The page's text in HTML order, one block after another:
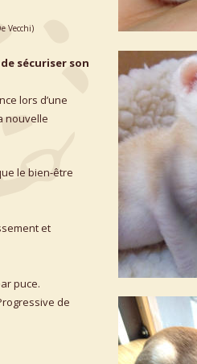
Vecchi)
sécuriser son
lors d’une
nouvelle
le bien-être
et
puce.
de